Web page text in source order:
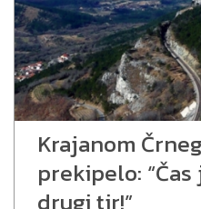
Krajanom
prekipelo: